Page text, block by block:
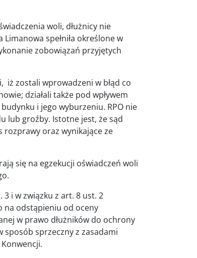
woli, dłużnicy nie
spełniła określone w
zobowiązań przyjętych
iż zostali wprowadzeni w błąd co
działali także pod wpływem
i jego wyburzeniu. RPO nie
lub groźby. Istotne jest, że sąd
rozprawy oraz wynikające ze
się na egzekucji oświadczeń woli
3 i w związku z art. 8 ust. 2
na odstąpieniu od oceny
w prawo dłużników do ochrony
sposób sprzeczny z zasadami